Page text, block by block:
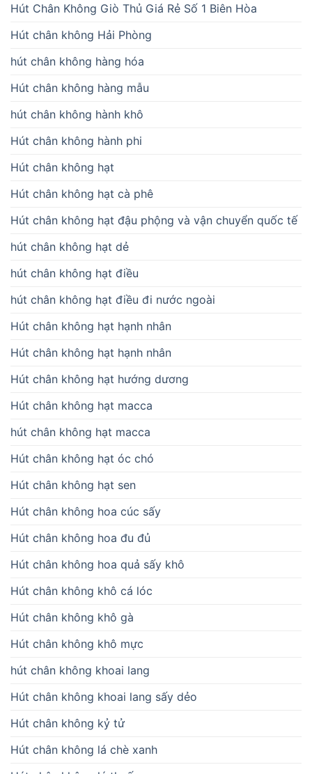
Hút Chân Không Giò Thủ Giá Rẻ Số 1 Biên Hòa
Hút chân không Hải Phòng
hút chân không hàng hóa
Hút chân không hàng mẫu
hút chân không hành khô
Hút chân không hành phi
Hút chân không hạt
Hút chân không hạt cà phê
Hút chân không hạt đậu phộng và vận chuyển quốc tế
hút chân không hạt dẻ
hút chân không hạt điều
hút chân không hạt điều đi nước ngoài
Hút chân không hạt hạnh nhân
Hút chân không hạt hạnh nhân
Hút chân không hạt hướng dương
Hút chân không hạt macca
hút chân không hạt macca
Hút chân không hạt óc chó
Hút chân không hạt sen
Hút chân không hoa cúc sấy
Hút chân không hoa đu đủ
Hút chân không hoa quả sấy khô
Hút chân không khô cá lóc
Hút chân không khô gà
Hút chân không khô mực
hút chân không khoai lang
Hút chân không khoai lang sấy dẻo
Hút chân không kỷ tử
Hút chân không lá chè xanh